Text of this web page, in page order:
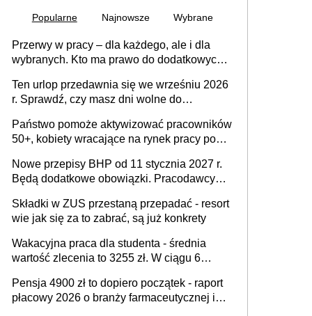
Popularne Najnowsze Wybrane
Przerwy w pracy – dla każdego, ale i dla
wybranych. Kto ma prawo do dodatkowych
Ten urlop przedawnia się we wrześniu 2026
r. Sprawdź, czy masz dni wolne do
Państwo pomoże aktywizować pracowników
50+, kobiety wracające na rynek pracy po
osoby neuroatypowe. Powstanie Fundusz
na rzecz Inkluzywności w Zatrudnianiu?
Nowe przepisy BHP od 11 stycznia 2027 r.
Będą dodatkowe obowiązki. Pracodawcy
Składki w ZUS przestaną przepadać - resort
wie jak się za to zabrać, są już konkrety
Wakacyjna praca dla studenta - średnia
wartość zlecenia to 3255 zł. W ciągu 6
ponad 10,7 tys. zł
Pensja 4900 zł to dopiero początek - raport
płacowy 2026 o branży farmaceutycznej i